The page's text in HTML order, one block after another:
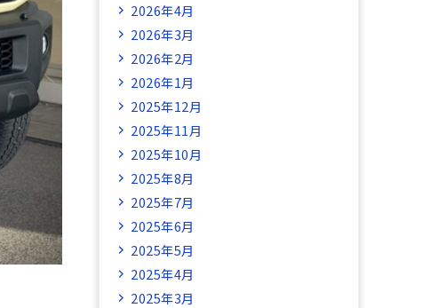
2026年4月
2026年3月
2026年2月
2026年1月
2025年12月
2025年11月
2025年10月
2025年8月
2025年7月
2025年6月
2025年5月
2025年4月
2025年3月